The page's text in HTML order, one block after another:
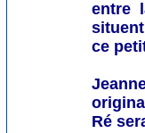
entre
ce
Ré